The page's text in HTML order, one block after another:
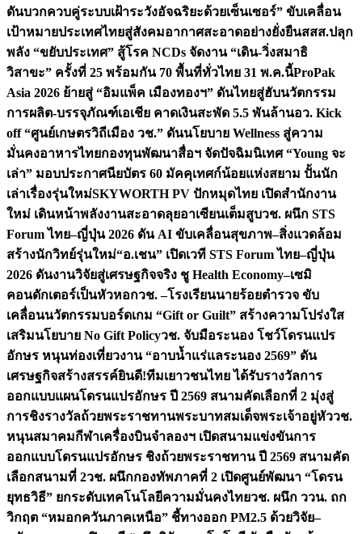
ดันบวกควบคู่ระบบเฝ้าระวังอัจฉริยะด้วยเซ็นเซอร์” ขับเคลื่อน
เป้าหมายประเทศไทยสู่สังคมอากาศสะอาดอย่างยั่งยืนสสส.ปลุก
พลัง “ขยับประเทศ” สู้โรค NCDs จัดงาน “เดิน-วิ่งสมาธิ
วิสาขะ” ครั้งที่ 25 พร้อมกัน 70 พื้นที่ทั่วไทย 31 พ.ค.นี้ProPak
Asia 2026 ย้ายสู่ “อิมแพ็ค เมืองทองฯ” ดันไทยสู่ฮับนวัตกรรม
การผลิต-บรรจุภัณฑ์เอเชีย คาดเงินสะพัด 5.5 พันล้านอว. Kick
off “ศูนย์เกษตรวิถีเมือง วช.” ดันนโยบาย Wellness สู่ความ
มั่นคงอาหารไทยกองทุนพัฒนาสื่อฯ จัดปัจฉิมนิเทศ “Young จะ
เล่า” มอบประกาศนียบัตร 60 มัคคุเทศก์น้อยแห่งสยาม ปั้นนัก
เล่าเรื่องรุ่นใหม่SKYWORTH PV ปักหมุดไทย เปิดสำนักงาน
ใหม่ เดินหน้าพลังงานสะอาดลุยอาเซียนเต็มสูบวช. ผนึก STS
Forum ไทย–ญี่ปุ่น 2026 ดัน AI ขับเคลื่อนสุขภาพ–สิ่งแวดล้อม
สร้างนักวิทย์รุ่นใหม่“อ.เชน” เปิดเวที STS Forum ไทย–ญี่ปุ่น
2026 ดันงานวิจัยสู่เศรษฐกิจจริง ชู Health Economy–เซมิ
คอนดักเตอร์เป็นหัวหอกวช. –โรงเรียนนายร้อยตำรวจ ขับ
เคลื่อนนวัตกรรมบอร์ดเกม “Gift or Guilt” สร้างความโปร่งใส
เสริมนโยบาย No Gift Policyวช. จับมือระนอง โชว์โดรนแปร
อักษร หนุนท่องเที่ยวงาน “อาบน้ำแร่แลระนอง 2569” ดัน
เศรษฐกิจสร้างสรรค์ยินดี!ทีมเยาวชนไทย ได้รับรางวัลการ
ออกแบบแผนโดรนแปรอักษร ปี 2569 สนามคัดเลือกที่ 2 มุ่งสู่
การชิงรางวัลถ้วยพระราชทานพระบาทสมเด็จพระเจ้าอยู่หัววช.
หนุนสมาคมกีฬาเครื่องบินจำลองฯ เปิดสนามแข่งขันการ
ออกแบบโดรนแปรอักษร ชิงถ้วยพระราชทาน ปี 2569 สนามคัด
เลือกสนามที่ 2วช. ผนึกกองทัพภาคที่ 2 เปิดศูนย์พัฒนา “โดรน
ยุทธวิธี” ยกระดับเทคโนโลยีความมั่นคงไทยวช. ผนึก ววน. ถก
วิกฤต “หมอกควันภาคเหนือ” ชี้ทางออก PM2.5 ด้วยวิจัย–